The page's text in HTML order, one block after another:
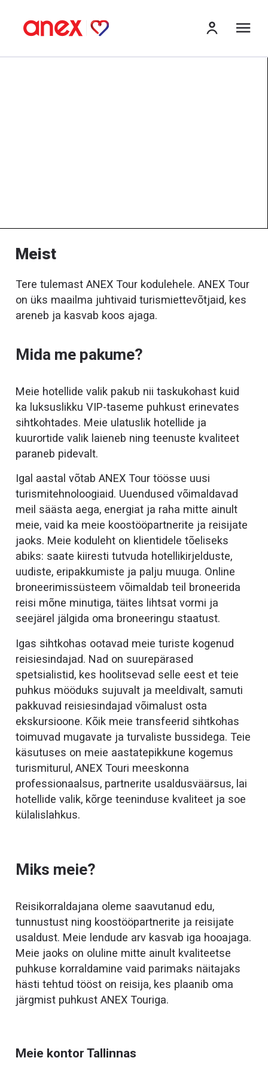
Meist
Tere tulemast ANEX Tour kodulehele. ANEX Tour
on üks maailma juhtivaid turismiettevõtjaid, kes
areneb ja kasvab koos ajaga.
Mida me pakume?
Meie hotellide valik pakub nii taskukohast kuid
ka luksuslikku VIP-taseme puhkust erinevates
sihtkohtades. Meie ulatuslik hotellide ja
kuurortide valik laieneb ning teenuste kvaliteet
paraneb pidevalt.
Igal aastal võtab ANEX Tour töösse uusi
turismitehnoloogiaid. Uuendused võimaldavad
meil säästa aega, energiat ja raha mitte ainult
meie, vaid ka meie koostööpartnerite ja reisijate
jaoks. Meie koduleht on klientidele tõeliseks
abiks: saate kiiresti tutvuda hotellikirjelduste,
uudiste, eripakkumiste ja palju muuga. Online
broneerimissüsteem võimaldab teil broneerida
reisi mõne minutiga, täites lihtsat vormi ja
seejärel jälgida oma broneeringu staatust.
Igas sihtkohas ootavad meie turiste kogenud
reisiesindajad. Nad on suurepärased
spetsialistid, kes hoolitsevad selle eest et teie
puhkus mööduks sujuvalt ja meeldivalt, samuti
pakkuvad reisiesindajad võimalust osta
ekskursioone. Kõik meie transfeerid sihtkohas
toimuvad mugavate ja turvaliste bussidega. Teie
käsutuses on meie aastatepikkune kogemus
turismiturul, ANEX Touri meeskonna
professionaalsus, partnerite usaldusväärsus, lai
hotellide valik, kõrge teeninduse kvaliteet ja soe
külalislahkus.
Miks meie?
Reisikorraldajana oleme saavutanud edu,
tunnustust ning koostööpartnerite ja reisijate
usaldust. Meie lendude arv kasvab iga hooajaga.
Meie jaoks on oluline mitte ainult kvaliteetse
puhkuse korraldamine vaid parimaks näitajaks
hästi tehtud tööst on reisija, kes plaanib oma
järgmist puhkust ANEX Touriga.
Meie kontor Tallinnas